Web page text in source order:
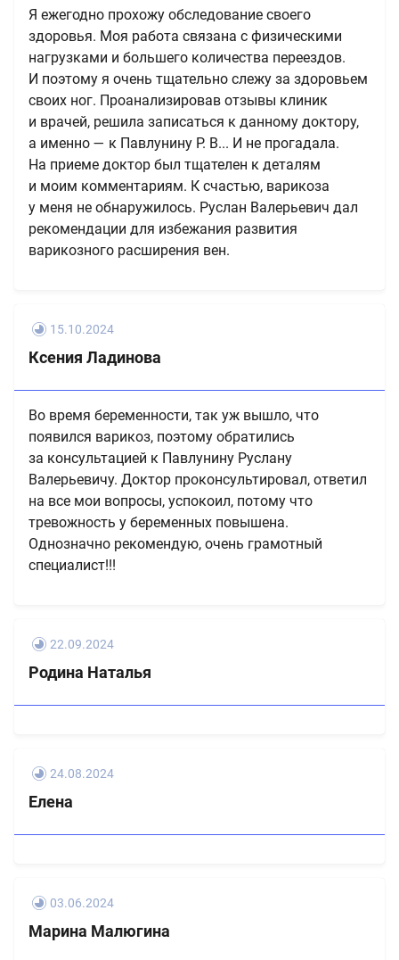
Я ежегодно прохожу обследование своего
здоровья. Моя работа связана с физическими
нагрузками и большего количества переездов.
И поэтому я очень тщательно слежу за здоровьем
своих ног. Проанализировав отзывы клиник
и врачей, решила записаться к данному доктору,
а именно — к Павлунину Р. В... И не прогадала.
На приеме доктор был тщателен к деталям
и моим комментариям. К счастью, варикоза
у меня не обнаружилось. Руслан Валерьевич дал
рекомендации для избежания развития
варикозного расширения вен.
15.10.2024
Ксения Ладинова
Во время беременности, так уж вышло, что
появился варикоз, поэтому обратились
за консультацией к Павлунину Руслану
Валерьевичу. Доктор проконсультировал, ответил
на все мои вопросы, успокоил, потому что
тревожность у беременных повышена.
Однозначно рекомендую, очень грамотный
специалист!!!
22.09.2024
Родина Наталья
24.08.2024
Елена
03.06.2024
Марина Малюгина